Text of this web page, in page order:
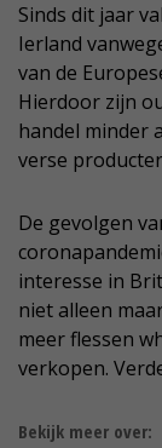
Sinds dit jaar
Ierland
van de
Hierdoor zijn
handel minder
verse
De gevolgen
interesse in
niet alleen
meer flessen
verkopen.
Bekijk meer over: